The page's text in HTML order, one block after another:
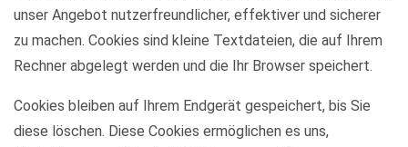
unser Angebot nutzerfreundlicher, effektiver und sicherer
zu machen. Cookies sind kleine Textdateien, die auf Ihrem
Rechner abgelegt werden und die Ihr Browser speichert.
Cookies bleiben auf Ihrem Endgerät gespeichert, bis Sie
diese löschen. Diese Cookies ermöglichen es uns,